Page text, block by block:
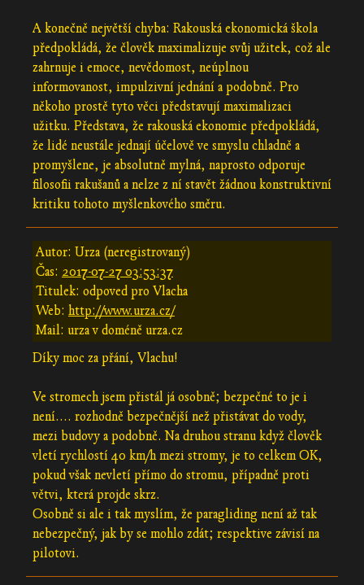
A konečně největší chyba: Rakouská ekonomická škola
předpokládá, že člověk maximalizuje svůj užitek, což ale
zahrnuje i emoce, nevědomost, neúplnou
informovanost, impulzivní jednání a podobně. Pro
někoho prostě tyto věci představují maximalizaci
užitku. Představa, že rakouská ekonomie předpokládá,
že lidé neustále jednají účelově ve smyslu chladně a
promyšlene, je absolutně mylná, naprosto odporuje
filosofii rakušanů a nelze z ní stavět žádnou konstruktivní
kritiku tohoto myšlenkového směru.
Autor: Urza (neregistrovaný)
Čas: 2017-07-27 03:53:37
Titulek: odpoved pro Vlacha
Web: http://www.urza.cz/
Mail: urza v doméně urza.cz
Díky moc za přání, Vlachu!
Ve stromech jsem přistál já osobně; bezpečné to je i
není.... rozhodně bezpečnější než přistávat do vody,
mezi budovy a podobně. Na druhou stranu když člověk
vletí rychlostí 40 km/h mezi stromy, je to celkem OK,
pokud však nevletí přímo do stromu, případně proti
větvi, která projde skrz.
Osobně si ale i tak myslím, že paragliding není až tak
nebezpečný, jak by se mohlo zdát; respektive závisí na
pilotovi.